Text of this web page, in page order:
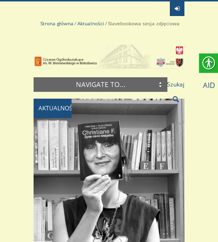
Strona główna Aktualności Slavebookowa sesja zdjęciowa
NAVIGATE TO... Szukaj
AKTUALNOŚCI
AID